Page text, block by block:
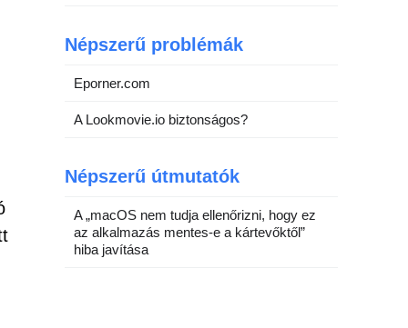
Népszerű problémák
Eporner.com
A Lookmovie.io biztonságos?
Népszerű útmutatók
A „macOS nem tudja ellenőrizni, hogy ez
az alkalmazás mentes-e a kártevőktől”
hiba javítása